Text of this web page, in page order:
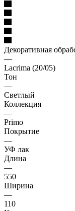
Декоративная
—
Lacrima (20/05)
Тон
—
Светлый
Коллекция
—
Primo
Покрытие
—
УФ лак
Длина
—
550
Ширина
—
110